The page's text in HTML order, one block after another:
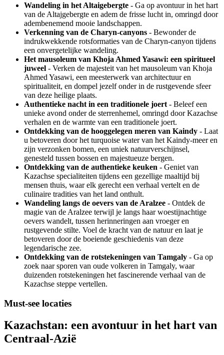
Wandeling in het Altaigebergte - Ga op avontuur in het hart
van de Altajgebergte en adem de frisse lucht in, omringd door
adembenemend mooie landschappen.
Verkenning van de Charyn-canyons - Bewonder de
indrukwekkende rotsformaties van de Charyn-canyon tijdens
een onvergetelijke wandeling.
Het mausoleum van Khoja Ahmed Yasawi: een spiritueel
juweel - Verken de majesteit van het mausoleum van Khoja
Ahmed Yasawi, een meesterwerk van architectuur en
spiritualiteit, en dompel jezelf onder in de rustgevende sfeer
van deze heilige plaats.
Authentieke nacht in een traditionele joert - Beleef een
unieke avond onder de sterrenhemel, omringd door Kazachse
verhalen en de warmte van een traditionele joert.
Ontdekking van de hooggelegen meren van Kaindy - Laat
u betoveren door het turquoise water van het Kaindy-meer en
zijn verzonken bomen, een uniek natuurverschijnsel,
genesteld tussen bossen en majestueuze bergen.
Ontdekking van de authentieke keuken - Geniet van
Kazachse specialiteiten tijdens een gezellige maaltijd bij
mensen thuis, waar elk gerecht een verhaal vertelt en de
culinaire tradities van het land onthult.
Wandeling langs de oevers van de Aralzee - Ontdek de
magie van de Aralzee terwijl je langs haar woestijnachtige
oevers wandelt, tussen herinneringen aan vroeger en
rustgevende stilte. Voel de kracht van de natuur en laat je
betoveren door de boeiende geschiedenis van deze
legendarische zee.
Ontdekking van de rotstekeningen van Tamgaly - Ga op
zoek naar sporen van oude volkeren in Tamgaly, waar
duizenden rotstekeningen het fascinerende verhaal van de
Kazachse steppe vertellen.
Must-see locaties
Kazachstan: een avontuur in het hart van
Centraal-Azië